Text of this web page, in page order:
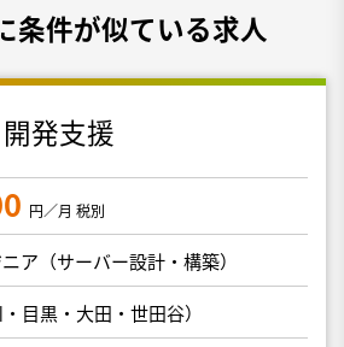
条件が似ている求人
発支援
円／月 税別
ア（サーバー設計・構築）
目黒・大田・世田谷）